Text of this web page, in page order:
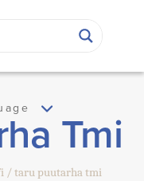
Tmi
taru puutarha tmi